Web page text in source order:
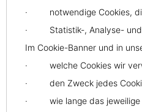
· notwendige Cookies, die
· Statistik-, Analyse- und
Im Cookie-Banner und in
· welche Cookies wir
· den Zweck jedes
· wie lange das jeweilige